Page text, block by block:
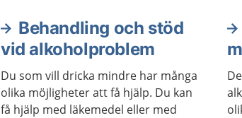
Behandling och stöd
vid alkoholproblem
Du som vill dricka mindre har många
olika möjligheter att få hjälp. Du kan
få hjälp med läkemedel eller med